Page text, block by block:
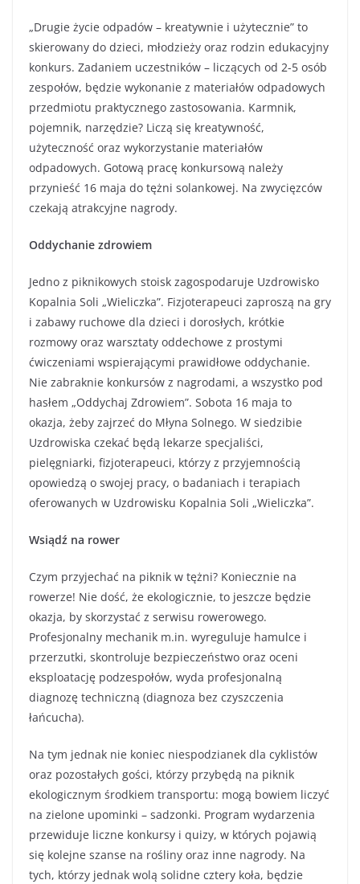
„Drugie życie odpadów – kreatywnie i użytecznie” to
skierowany do dzieci, młodzieży oraz rodzin edukacyjny
konkurs. Zadaniem uczestników – liczących od 2-5 osób
zespołów, będzie wykonanie z materiałów odpadowych
przedmiotu praktycznego zastosowania. Karmnik,
pojemnik, narzędzie? Liczą się kreatywność,
użyteczność oraz wykorzystanie materiałów
odpadowych. Gotową pracę konkursową należy
przynieść 16 maja do tężni solankowej. Na zwycięzców
czekają atrakcyjne nagrody.
Oddychanie zdrowiem
Jedno z piknikowych stoisk zagospodaruje Uzdrowisko
Kopalnia Soli „Wieliczka”. Fizjoterapeuci zaproszą na gry
i zabawy ruchowe dla dzieci i dorosłych, krótkie
rozmowy oraz warsztaty oddechowe z prostymi
ćwiczeniami wspierającymi prawidłowe oddychanie.
Nie zabraknie konkursów z nagrodami, a wszystko pod
hasłem „Oddychaj Zdrowiem”. Sobota 16 maja to
okazja, żeby zajrzeć do Młyna Solnego. W siedzibie
Uzdrowiska czekać będą lekarze specjaliści,
pielęgniarki, fizjoterapeuci, którzy z przyjemnością
opowiedzą o swojej pracy, o badaniach i terapiach
oferowanych w Uzdrowisku Kopalnia Soli „Wieliczka”.
Wsiądź na rower
Czym przyjechać na piknik w tężni? Koniecznie na
rowerze! Nie dość, że ekologicznie, to jeszcze będzie
okazja, by skorzystać z serwisu rowerowego.
Profesjonalny mechanik m.in. wyreguluje hamulce i
przerzutki, skontroluje bezpieczeństwo oraz oceni
eksploatację podzespołów, wyda profesjonalną
diagnozę techniczną (diagnoza bez czyszczenia
łańcucha).
Na tym jednak nie koniec niespodzianek dla cyklistów
oraz pozostałych gości, którzy przybędą na piknik
ekologicznym środkiem transportu: mogą bowiem liczyć
na zielone upominki – sadzonki. Program wydarzenia
przewiduje liczne konkursy i quizy, w których pojawią
się kolejne szanse na rośliny oraz inne nagrody. Na
tych, którzy jednak wolą solidne cztery koła, będzie